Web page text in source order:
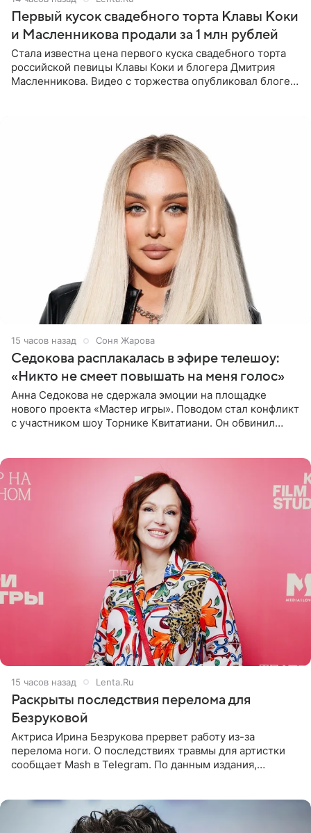
Первый кусок свадебного торта Клавы Коки
и Масленникова продали за 1 млн рублей
Стала известна цена первого куска свадебного торта
российской певицы Клавы Коки и блогера Дмитрия
Масленникова. Видео с торжества опубликовал блогер
15 часов назад Соня Жарова
Седокова расплакалась в эфире телешоу:
«Никто не смеет повышать на меня голос»
Анна Седокова не сдержала эмоции на площадке
нового проекта «Мастер игры». Поводом стал конфликт
с участником шоу Торнике Квитатиани. Он обвинил
15 часов назад Lenta.Ru
Раскрыты последствия перелома для
Безруковой
Актриса Ирина Безрукова прервет работу из-за
перелома ноги. О последствиях травмы для артистки
сообщает Mash в Telegram. По данным издания,